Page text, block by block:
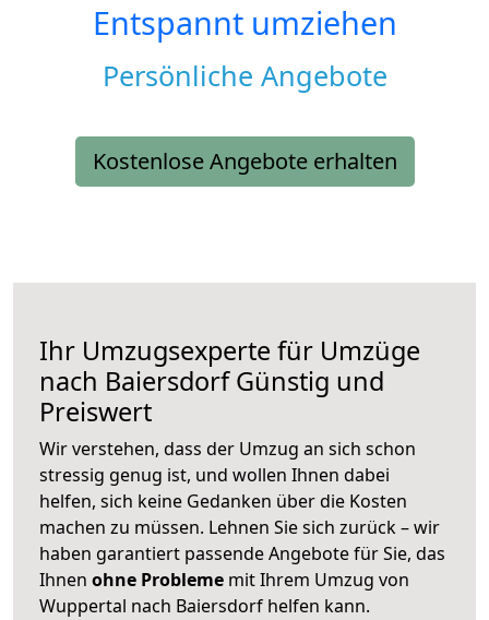
Entspannt umziehen
Persönliche Angebote
Kostenlose Angebote erhalten
Ihr Umzugsexperte für Umzüge
nach BaiersdorfGünstig und
Preiswert
Wir verstehen, dass der Umzug an sich schon
stressig genug ist, und wollen Ihnen dabei
helfen, sich keine Gedanken über die Kosten
machen zu müssen. Lehnen Sie sich zurück – wir
haben garantiert passende Angebote für Sie, das
Ihnen ohne Probleme mit Ihrem Umzug von
Wuppertal nach Baiersdorf helfen kann.